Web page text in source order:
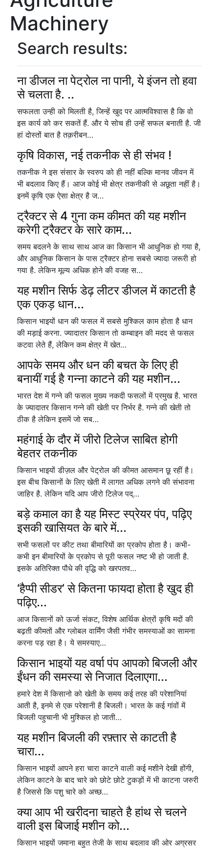
Machinery
Search results:
ना डीजल ना पेट्रोल ना पानी, ये इंजन तो हवा
से चलता है. ..
सफलता उन्ही को मिलती है, जिन्हें खुद पर आत्मविश्वास है कि वो
इस कार्य को कर सकतें हैं. और ये सोच ही उन्हें सफल बनाती है. जी
हां दोस्तों बात है तक़रीबन…
कृषि विकास, नई तकनीक से ही संभव !
तकनीक ने इस संसार के स्वरुप को ही नहीं बल्कि मानव जीवन में
भी बदलाव किए हैं। आज कोई भी क्षेत्र तकनीकी से अछूता नहीं है।
इनमें कृषि एक ऐसा क्षेत्र है ज…
ट्रैक्टर से 4 गुना कम कीमत की यह मशीन
करेगी ट्रैक्टर के सारे काम...
समय बदलने के साथ साथ आज का किसान भी आधुनिक हो गया है,
और आधुनिक किसान के पास ट्रैक्टर होना सबसे ज्यादा जरूरी हो
गया है. लेकिन मूल्य अधिक होने की वजह स…
यह मशीन सिर्फ डेढ़ लीटर डीजल में काटती है
एक एकड़ धान...
किसान भाइयों धान की फसल में सबसे मुश्किल काम होता है धान
की मड़ाई करना. ज्यादातर किसान तो कम्बाइन की मदद से फसल
कटवा लेते हैं, लेकिन कम क्षेत्र में खेत…
आपके समय और धन की बचत के लिए ही
बनायीं गई है गन्ना काटने की यह मशीन...
भारत देश में गन्ने की फसल मुख्य नकदी फसलों में प्रमुख है. भारत
के ज्यादातर किसान गन्ने की खेती पर निर्भर है. गन्ने की खेती तो
ठीक है लेकिन इसमें जो सब…
महंगाई के दौर में जीरो टिलेज साबित होगी
बेहतर तकनीक
किसान भाइयों डीज़ल और पेट्रोल की कीमत आसमान छू रहीं है।
इस बीच किसानों के लिए खेती में लागत अधिक लगने की संभावना
जाहिर है. लेकिन यदि आप जीरो टिलेज पद्…
बड़े कमाल का है यह मिस्ट स्प्रेयर पंप, पढ़िए
इसकी खासियत के बारे में...
सभी फसलों पर कीट तथा बीमारियों का प्रकोप होता है। कभी-
कभी इन बीमारियों के प्रकोप से पूरी फसल नष्ट भी हो जाती है.
इसके अतिरिक्त पौधे की वृद्धि को खरपतव…
‘हैप्पी सीडर’ से कितना फायदा होता है खुद ही
पढ़िए...
आज किसानों को ऊर्जा संकट, विशेष आर्थिक क्षेत्रों कृषि मदों की
बढ़ती कीमतों और ग्लोबल वार्मिंग जैसी गंभीर समस्याओं का सामना
करना पड़ रहा है। ये समस्याए…
किसान भाइयों यह वर्षा पंप आपको बिजली और
ईंधन की समस्या से निजात दिलाएगा...
हमारे देश में किसानो को खेती के समय कई तरह की परेशानियां
आती है, इनमे से एक परेशानी है बिजली। भारत के कई गांवों में
बिजली पहुचानी भी मुश्किल हो जाती…
यह मशीन बिजली की रफ़्तार से काटती है
चारा...
किसान भाइयों आपने हरा चारा काटने वाली कई मशीने देखी होंगी,
लेकिन काटने के बाद चारे को छोटे छोटे टुकड़ों में भी काटना जरुरी
है जिससे कि पशु चारे को अच्छ…
क्या आप भी खरीदना चाहते है हांथ से चलने
वाली इस बिजाई मशीन को...
किसान भाइयों जमाना बहुत तेजी के साथ बदलाव की ओर अग्रसर